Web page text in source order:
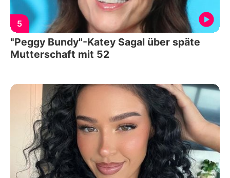
5
"Peggy Bundy"-Katey Sagal über späte
Mutterschaft mit 52